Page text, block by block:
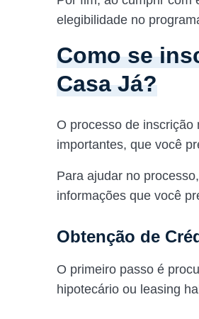
elegibilidade no
Como se
Casa Já?
O processo de inscrição
importantes, que você
Para ajudar no
informações que você
Obtenção de
O primeiro passo é
hipotecário ou leasing